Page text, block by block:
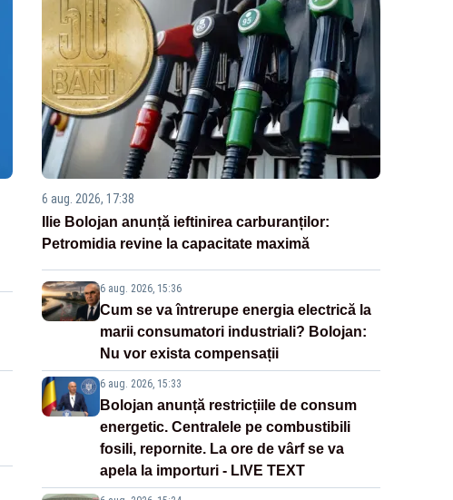
6 aug. 2026, 17:38
Ilie Bolojan anunță ieftinirea carburanților:
Petromidia revine la capacitate maximă
6 aug. 2026, 15:36
Cum se va întrerupe energia electrică la
marii consumatori industriali? Bolojan:
Nu vor exista compensații
6 aug. 2026, 15:33
Bolojan anunță restricțiile de consum
energetic. Centralele pe combustibili
fosili, repornite. La ore de vârf se va
apela la importuri - LIVE TEXT